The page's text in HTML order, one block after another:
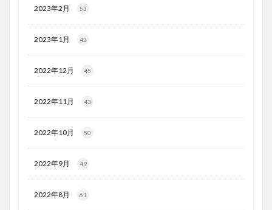
2023年2月 53
2023年1月 42
2022年12月 45
2022年11月 43
2022年10月 50
2022年9月 49
2022年8月 61